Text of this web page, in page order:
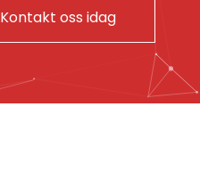
Kontakt oss idag